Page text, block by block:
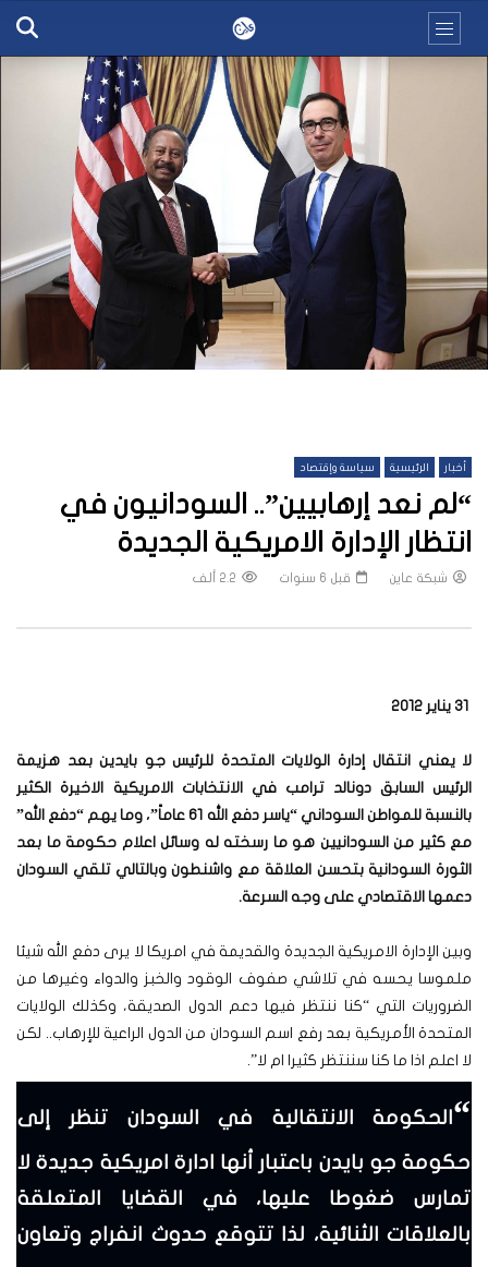
أخبار الرئيسية سياسة وإقتصاد
“لم نعد إرهابيين”.. السودانيون في
انتظار الإدارة الامريكية الجديدة
شبكة عاين قبل 6 سنوات 2.2 ألف
لا يعني انتقال إدارة الولايات المتحدة للرئيس جو بايدين بعد هزيمة
الرئيس السابق دونالد ترامب في الانتخابات الامريكية الاخيرة الكثير
بالنسبة للمواطن السوداني “ياسر دفع الله 61 عاماً”، وما يهم “دفع الله”
مع كثير من السودانيين هو ما رسخته له وسائل اعلام حكومة ما بعد
الثورة السودانية بتحسن العلاقة مع واشنطون وبالتالي تلقي السودان
دعمها الاقتصادي على وجه السرعة.
وبين الإدارة الامريكية الجديدة والقديمة في امريكا لا يرى دفع الله شيئا
ملموسا يحسه في تلاشي صفوف الوقود والخبز والدواء وغيرها من
الضروريات التي “كنا ننتظر فيها دعم الدول الصديقة، وكذلك الولايات
المتحدة الأمريكية بعد رفع اسم السودان من الدول الراعية للإرهاب.. لكن
لا اعلم اذا ما كنا سننتظر كثيرا ام لا”.
“الحكومة الانتقالية في السودان تنظر إلى
حكومة جو بايدن باعتبار أنها ادارة امريكية جديدة لا
تمارس ضغوطا عليها، في القضايا المتعلقة
بالعلاقات الثنائية، لذا تتوقع حدوث انفراج وتعاون